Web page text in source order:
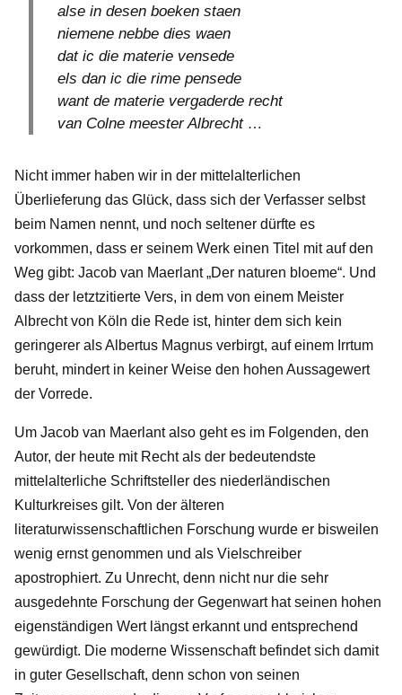
alse in desen boeken staen
niemene nebbe dies waen
dat ic die materie vensede
els dan ic die rime pensede
want de materie vergaderde recht
van Colne meester Albrecht …
Nicht immer haben wir in der mittelalterlichen
Überlieferung das Glück, dass sich der Verfasser selbst
beim Namen nennt, und noch seltener dürfte es
vorkommen, dass er seinem Werk einen Titel mit auf den
Weg gibt: Jacob van Maerlant „Der naturen bloeme“. Und
dass der letztzitierte Vers, in dem von einem Meister
Albrecht von Köln die Rede ist, hinter dem sich kein
geringerer als Albertus Magnus verbirgt, auf einem Irrtum
beruht, mindert in keiner Weise den hohen Aussagewert
der Vorrede.
Um Jacob van Maerlant also geht es im Folgenden, den
Autor, der heute mit Recht als der bedeutendste
mittelalterliche Schriftsteller des niederländischen
Kulturkreises gilt. Von der älteren
literaturwissenschaftlichen Forschung wurde er bisweilen
wenig ernst genommen und als Vielschreiber
apostrophiert. Zu Unrecht, denn nicht nur die sehr
ausgedehnte Forschung der Gegenwart hat seinen hohen
eigenständigen Wert längst erkannt und entsprechend
gewürdigt. Die moderne Wissenschaft befindet sich damit
in guter Gesellschaft, denn schon von seinen